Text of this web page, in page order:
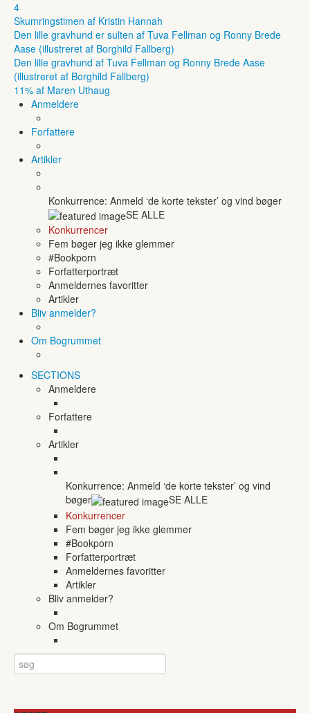
4
Skumringstimen af Kristin Hannah
Den lille gravhund er sulten af Tuva Fellman og Ronny Brede
Aase (illustreret af Borghild Fallberg)
Den lille gravhund af Tuva Fellman og Ronny Brede Aase
(illustreret af Borghild Fallberg)
11% af Maren Uthaug
Anmeldere
Forfattere
Artikler
Konkurrence: Anmeld ‘de korte tekster’ og vind bøger
SE ALLE
Konkurrencer
Fem bøger jeg ikke glemmer
#Bookporn
Forfatterportræt
Anmeldernes favoritter
Artikler
Bliv anmelder?
Om Bogrummet
SECTIONS
Anmeldere
Forfattere
Artikler
Konkurrence: Anmeld ‘de korte tekster’ og vind
bøger
SE ALLE
Konkurrencer
Fem bøger jeg ikke glemmer
#Bookporn
Forfatterportræt
Anmeldernes favoritter
Artikler
Bliv anmelder?
Om Bogrummet